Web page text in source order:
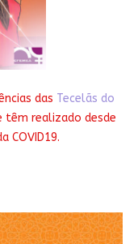
das Tecelãs do
têm realizado desde
COVID19.